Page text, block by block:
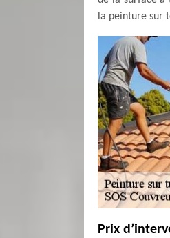
la peinture sur
Prix